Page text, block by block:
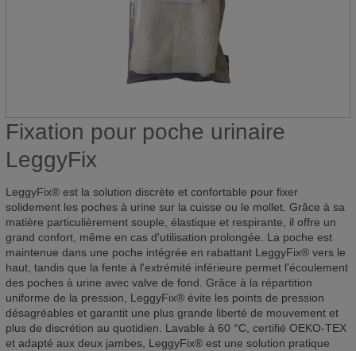
Fixation pour poche urinaire
LeggyFix
LeggyFix® est la solution discrète et confortable pour fixer
solidement les poches à urine sur la cuisse ou le mollet. Grâce à sa
matière particulièrement souple, élastique et respirante, il offre un
grand confort, même en cas d'utilisation prolongée. La poche est
maintenue dans une poche intégrée en rabattant LeggyFix® vers le
haut, tandis que la fente à l'extrémité inférieure permet l'écoulement
des poches à urine avec valve de fond. Grâce à la répartition
uniforme de la pression, LeggyFix® évite les points de pression
désagréables et garantit une plus grande liberté de mouvement et
plus de discrétion au quotidien. Lavable à 60 °C, certifié OEKO-TEX
et adapté aux deux jambes, LeggyFix® est une solution pratique